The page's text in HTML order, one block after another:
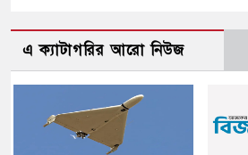
এ ক্যাটাগরির আরো নিউজ